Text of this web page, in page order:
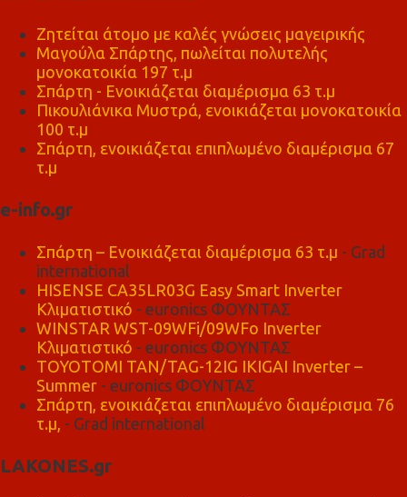
Ζητείται άτομο με καλές γνώσεις μαγειρικής
Μαγούλα Σπάρτης, πωλείται πολυτελής
μονοκατοικία 197 τ.μ
Σπάρτη - Ενοικιάζεται διαμέρισμα 63 τ.μ
Πικουλιάνικα Μυστρά, ενοικιάζεται μονοκατοικία
100 τ.μ
Σπάρτη, ενοικιάζεται επιπλωμένο διαμέρισμα 67
τ.μ
e-info.gr
Σπάρτη – Ενοικιάζεται διαμέρισμα 63 τ.μ - Grad
international
HISENSE CA35LR03G Easy Smart Inverter
Κλιματιστικό - euronics ΦΟΥΝΤΑΣ
WINSTAR WST-09WFi/09WFo Inverter
Κλιματιστικό - euronics ΦΟΥΝΤΑΣ
TOYOTOMI TAN/TAG-12IG IKIGAI Inverter –
Summer - euronics ΦΟΥΝΤΑΣ
Σπάρτη, ενοικιάζεται επιπλωμένο διαμέρισμα 76
τ.μ, - Grad international
LAKONES.gr